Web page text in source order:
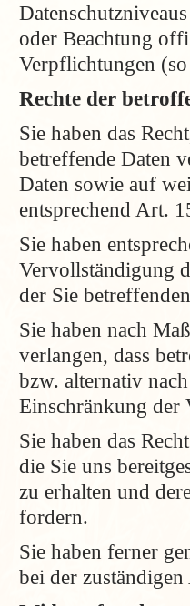
oder Beachtung
Verpflichtungen (so
Rechte der
Sie haben das
betreffende Daten
Daten sowie auf
entsprechend Art.
Sie haben
Vervollständigung
der Sie
Sie haben nach
verlangen, dass
bzw. alternativ
Einschränkung der
Sie haben das
die Sie uns
zu erhalten und
fordern.
Sie haben ferner
bei der